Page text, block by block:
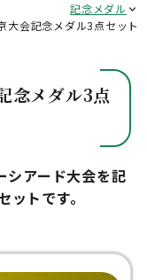
記念メダル
大会記念メダル3点セット
念メダル3点
シアード大会を記
ットです。